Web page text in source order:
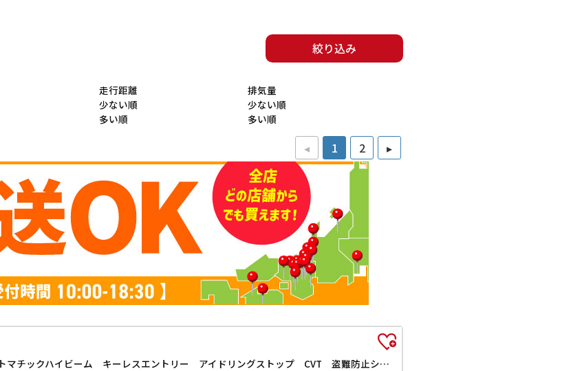
絞り込み
走行距離
少ない順
多い順
排気量
少ない順
多い順
◂ 1 2 ▸
L SAIII 届出済未使用車 クリアランスソナー 衝突被害軽減システム オートマチックハイビーム キーレスエントリー アイドリングストップ CVT 盗難防止システム 衝突安全ボディ エアコン パワーステアリング